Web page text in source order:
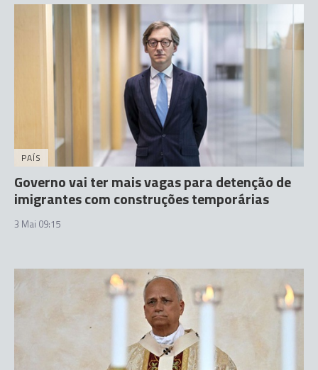
PAÍS
Governo vai ter mais vagas para detenção de
imigrantes com construções temporárias
3 Mai 09:15